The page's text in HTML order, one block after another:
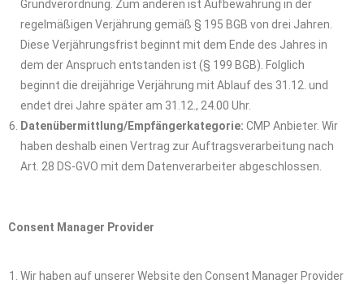
Grundverordnung. Zum anderen ist Aufbewahrung in der
regelmäßigen Verjährung gemäß § 195 BGB von drei Jahren.
Diese Verjährungsfrist beginnt mit dem Ende des Jahres in
dem der Anspruch entstanden ist (§ 199 BGB). Folglich
beginnt die dreijährige Verjährung mit Ablauf des 31.12. und
endet drei Jahre später am 31.12., 24.00 Uhr.
Datenübermittlung/Empfängerkategorie: CMP Anbieter. Wir
haben deshalb einen Vertrag zur Auftragsverarbeitung nach
Art. 28 DS-GVO mit dem Datenverarbeiter abgeschlossen.
Consent Manager Provider
Wir haben auf unserer Website den Consent Manager Provider